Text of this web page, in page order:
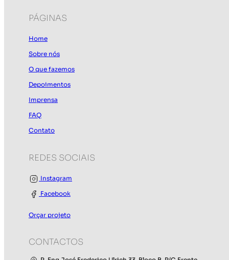
PÁGINAS
Home
Sobre nós
O que fazemos
Depoimentos
Imprensa
FAQ
Contato
REDES SOCIAIS
Instagram
Facebook
Orçar projeto
CONTACTOS